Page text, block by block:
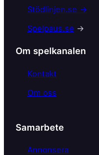
b
o
k
Stödlinjen.se →
Spelpaus.se →
Om spelkanalen
Kontakt
Om oss
Samarbete
Annonsera